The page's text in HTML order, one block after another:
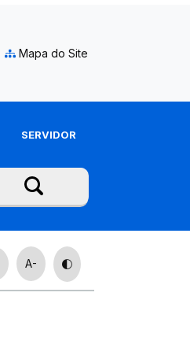
Mapa do Site
SERVIDOR
A-